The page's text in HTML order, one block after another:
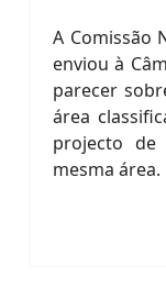
A Comissão
enviou à
parecer
área
projecto de
mesma